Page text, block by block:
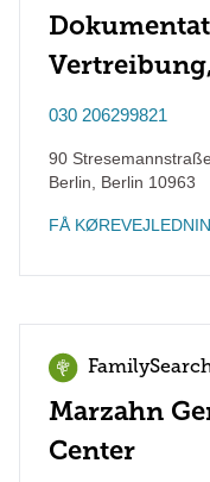
030 206299821
90 Stresemannstraße
Berlin
Berlin 10963
FÅ
Marzahn
Center